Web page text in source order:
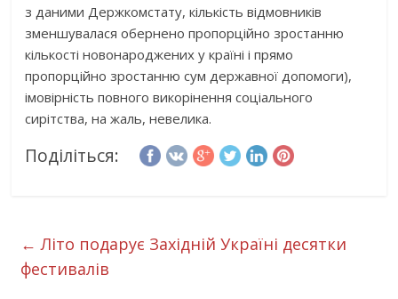
з даними Держкомстату, кількість відмовників
зменшувалася обернено пропорційно зростанню
кількості новонароджених у країні і прямо
пропорційно зростанню сум державної допомоги),
імовірність повного викорінення соціального
сирітства, на жаль, невелика.
Поділіться:
← Літо подарує Західній Україні десятки
фестивалів